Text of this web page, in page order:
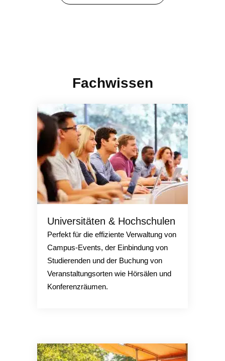
Fachwissen
Universitäten & Hochschulen
Perfekt für die effiziente Verwaltung von
Campus-Events, der Einbindung von
Studierenden und der Buchung von
Veranstaltungsorten wie Hörsälen und
Konferenzräumen.